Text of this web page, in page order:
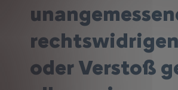
oder Verstoß